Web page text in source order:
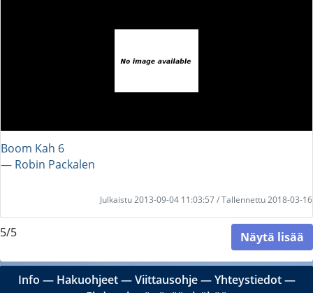
Boom Kah 6
― Robin Packalen
Julkaistu 2013-09-04 11:03:57 / Tallennettu 2018-03-16
5/5 Näytä lisää
Info ― Hakuohjeet―Viittausohje―Yhteystiedot―